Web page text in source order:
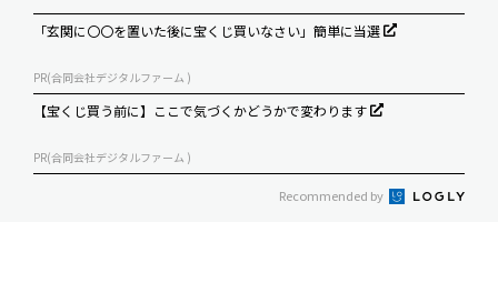
「玄関に〇〇を置いた後に宝くじ買いなさい」簡単に当選
PR(合同会社デジタルファーム )
【宝くじ買う前に】ここで気づくかどうかで変わります
PR(合同会社デジタルファーム )
Recommended by